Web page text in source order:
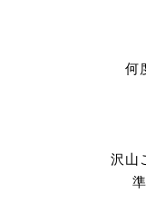
何
沢山